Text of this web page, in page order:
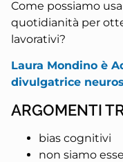
Come possiamo
quotidianità per
lavorativi?
Laura Mondino è
divulgatrice
ARGOMENTI
bias cognitivi
non siamo